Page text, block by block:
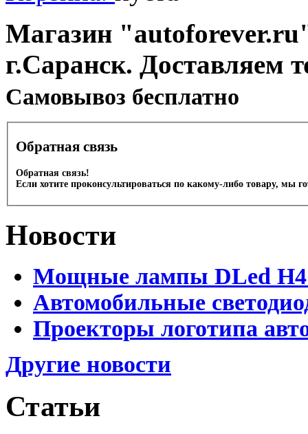
Магазин
г.Саранск. Доставляем
Cамовывоз бесплатно
Обратная связь
Обратная связь!
Если хотите проконсультироваться по какому-либо товару, мы
Новости
Мощные лампы DLed H4
Автомобильные
Проекторы логотипа
Другие новости
Статьи